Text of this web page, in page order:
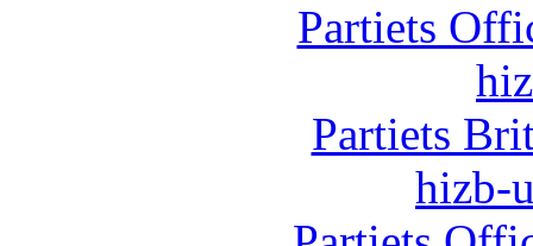
Partiets
Partiets
hizb-